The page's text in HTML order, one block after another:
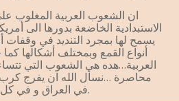
ان الشعوب العربية المغلوب
الاستبدادية الخاضعة بدورها الى
يسمح لها بمجرد التنديد في
أنواع القمع وبمختلف أشكالها
العربية…هده هي الشعوب التي
محاصرة …نسأل الله ان يفرج
في العراق و في كل ارجاء الوطن العربي .آمين.